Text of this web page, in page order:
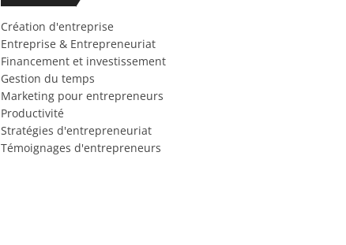
Création d'entreprise
Entreprise & Entrepreneuriat
Financement et investissement
Gestion du temps
Marketing pour entrepreneurs
Productivité
Stratégies d'entrepreneuriat
Témoignages d'entrepreneurs